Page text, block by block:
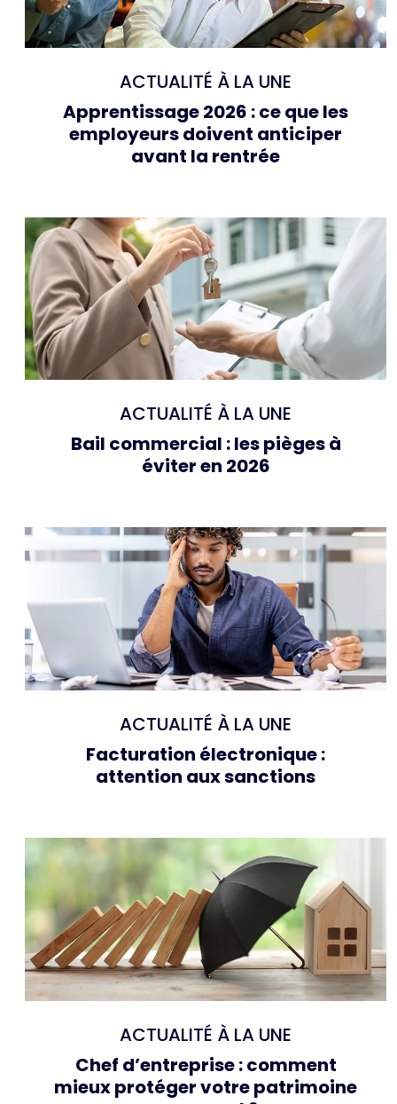
ACTUALITÉ À LA UNE
Apprentissage 2026 : ce que les
employeurs doivent anticiper
avant la rentrée
ACTUALITÉ À LA UNE
Bail commercial : les pièges à
éviter en 2026
ACTUALITÉ À LA UNE
Facturation électronique :
attention aux sanctions
ACTUALITÉ À LA UNE
Chef d’entreprise : comment
mieux protéger votre patrimoine